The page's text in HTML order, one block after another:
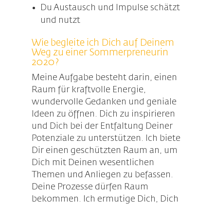
Du Austausch und Impulse schätzt
und nutzt
Wie begleite ich Dich auf Deinem
Weg zu einer Sommerpreneurin
2020?
Meine Aufgabe besteht darin, einen
Raum für kraftvolle Energie,
wundervolle Gedanken und geniale
Ideen zu öffnen. Dich zu inspirieren
und Dich bei der Entfaltung Deiner
Potenziale zu unterstützen. Ich biete
Dir einen geschützten Raum an, um
Dich mit Deinen wesentlichen
Themen und Anliegen zu befassen.
Deine Prozesse dürfen Raum
bekommen. Ich ermutige Dich, Dich